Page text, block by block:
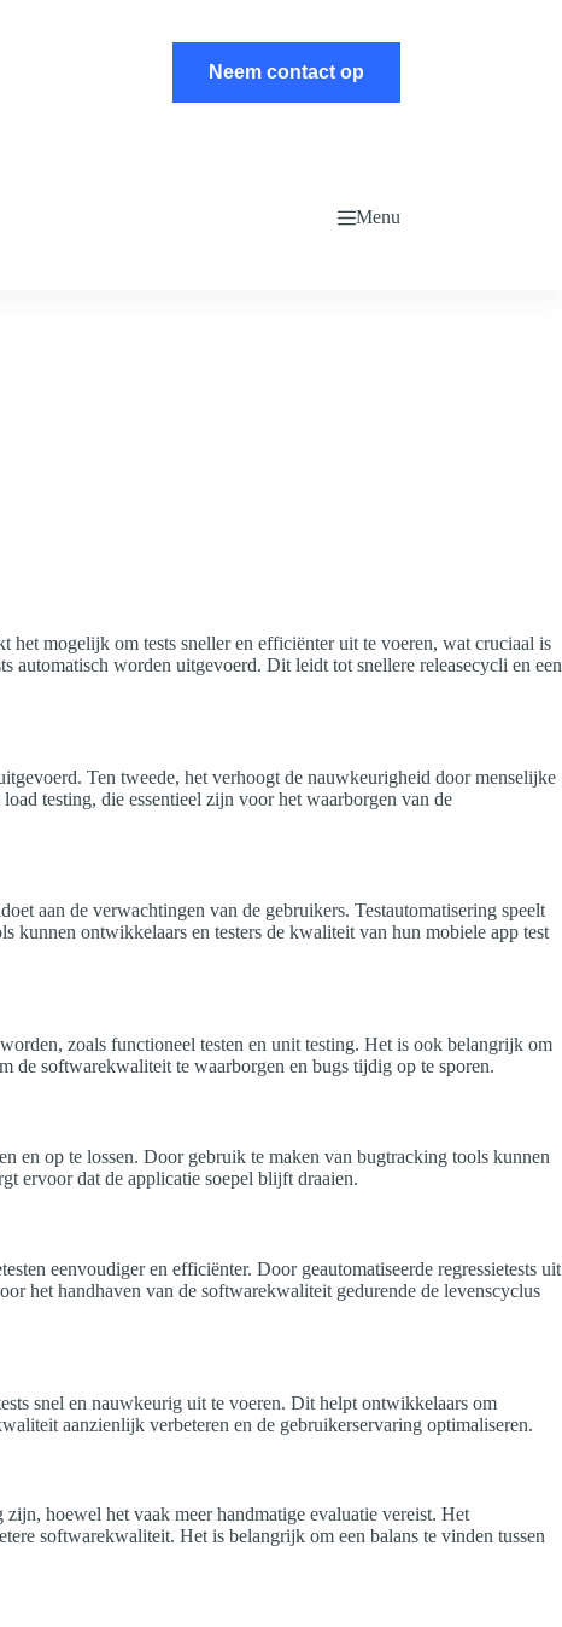
Neem contact op
Menu
het mogelijk om tests sneller en efficiënter uit te voeren, wat cruciaal is
automatisch worden uitgevoerd. Dit leidt tot snellere releasecycli en een
Ten tweede, het verhoogt de nauwkeurigheid door menselijke
testing, die essentieel zijn voor het waarborgen van de
aan de verwachtingen van de gebruikers. Testautomatisering speelt
kunnen ontwikkelaars en testers de kwaliteit van hun mobiele app test
zoals functioneel testen en unit testing. Het is ook belangrijk om
de softwarekwaliteit te waarborgen en bugs tijdig op te sporen.
en op te lossen. Door gebruik te maken van bugtracking tools kunnen
ervoor dat de applicatie soepel blijft draaien.
eenvoudiger en efficiënter. Door geautomatiseerde regressietests uit
het handhaven van de softwarekwaliteit gedurende de levenscyclus
snel en nauwkeurig uit te voeren. Dit helpt ontwikkelaars om
aanzienlijk verbeteren en de gebruikerservaring optimaliseren.
hoewel het vaak meer handmatige evaluatie vereist. Het
softwarekwaliteit. Het is belangrijk om een balans te vinden tussen